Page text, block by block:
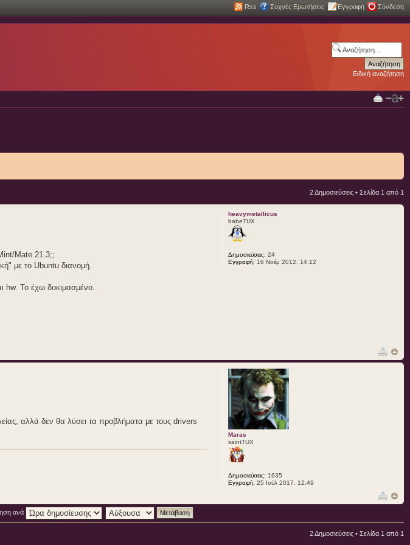
Rss Συχνές Ερωτήσεις Εγγραφή Σύνδεση
Ειδική αναζήτηση
2 Δημοσιεύσεις • Σελίδα 1 από 1
Mate 21.3;;
με το Ubuntu διανομή.
hw. Το έχω δοκιμασμένο.
heavymetallicus
babeTUX
Δημοσιεύσεις: 24
Εγγραφή: 16 Νοέμ 2012, 14:12
αλλά δεν θα λύσει τα προβλήματα με τους drivers
Maras
saintTUX
Δημοσιεύσεις: 1635
Εγγραφή: 25 Ιούλ 2017, 12:49
ανά
2 Δημοσιεύσεις • Σελίδα 1 από 1